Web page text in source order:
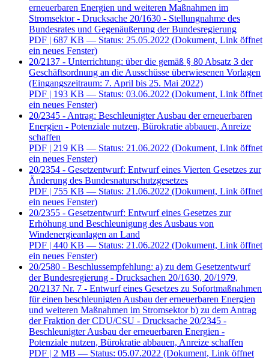
erneuerbaren Energien und weiteren Maßnahmen im
Stromsektor - Drucksache 20/1630 - Stellungnahme des
Bundesrates und Gegenäußerung der Bundesregierung
PDF | 687 KB — Status: 25.05.2022 (Dokument, Link öffnet
ein neues Fenster)
20/2137 - Unterrichtung: über die gemäß § 80 Absatz 3 der
Geschäftsordnung an die Ausschüsse überwiesenen Vorlagen
(Eingangszeitraum: 7. April bis 25. Mai 2022)
PDF | 193 KB — Status: 03.06.2022 (Dokument, Link öffnet
ein neues Fenster)
20/2345 - Antrag: Beschleunigter Ausbau der erneuerbaren
Energien - Potenziale nutzen, Bürokratie abbauen, Anreize
schaffen
PDF | 219 KB — Status: 21.06.2022 (Dokument, Link öffnet
ein neues Fenster)
20/2354 - Gesetzentwurf: Entwurf eines Vierten Gesetzes zur
Änderung des Bundesnaturschutzgesetzes
PDF | 755 KB — Status: 21.06.2022 (Dokument, Link öffnet
ein neues Fenster)
20/2355 - Gesetzentwurf: Entwurf eines Gesetzes zur
Erhöhung und Beschleunigung des Ausbaus von
Windenergieanlagen an Land
PDF | 440 KB — Status: 21.06.2022 (Dokument, Link öffnet
ein neues Fenster)
20/2580 - Beschlussempfehlung: a) zu dem Gesetzentwurf
der Bundesregierung - Drucksachen 20/1630, 20/1979,
20/2137 Nr. 7 - Entwurf eines Gesetzes zu Sofortmaßnahmen
für einen beschleunigten Ausbau der erneuerbaren Energien
und weiteren Maßnahmen im Stromsektor b) zu dem Antrag
der Fraktion der CDU/CSU - Drucksache 20/2345 -
Beschleunigter Ausbau der erneuerbaren Energien -
Potenziale nutzen, Bürokratie abbauen, Anreize schaffen
PDF | 2 MB — Status: 05.07.2022 (Dokument, Link öffnet